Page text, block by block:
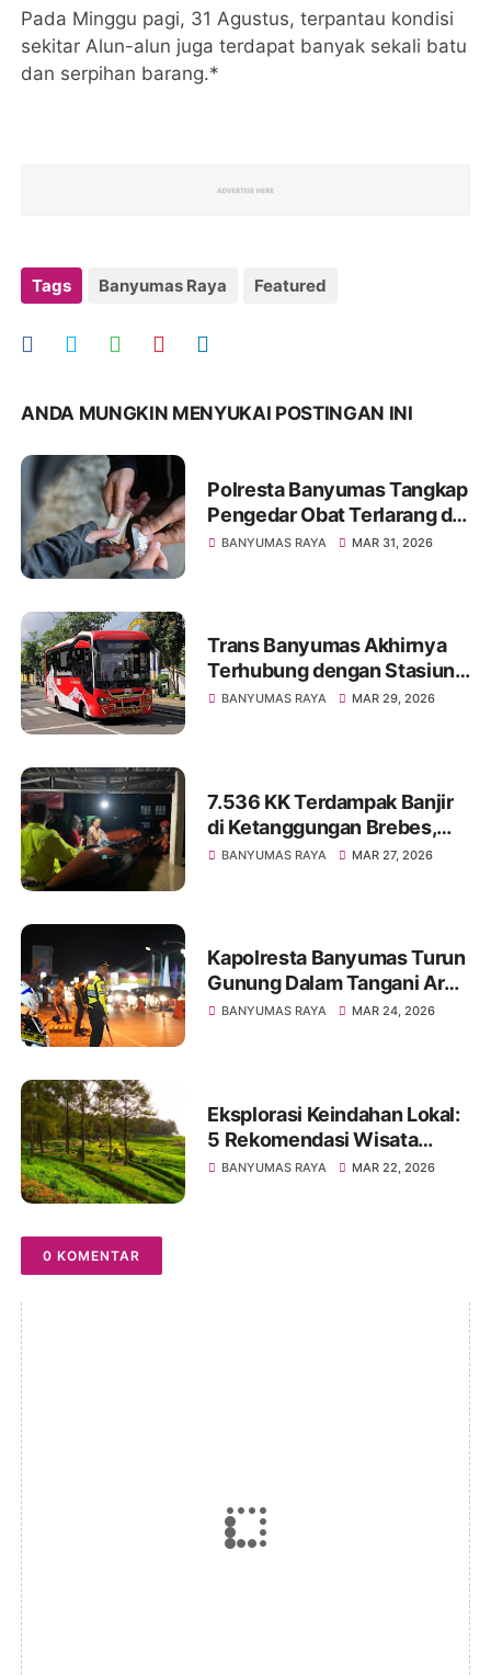
Pada Minggu pagi, 31 Agustus, terpantau kondisi
sekitar Alun-alun juga terdapat banyak sekali batu
dan serpihan barang.*
Tags Banyumas Raya Featured
ANDA MUNGKIN MENYUKAI POSTINGAN INI
Polresta Banyumas Tangkap
Pengedar Obat Terlarang di
Wangon, 1.055 Butir
BANYUMAS RAYA MAR 31, 2026
Trans Banyumas Akhirnya
Terhubung dengan Stasiun
Purwokerto, Kini Semakin
BANYUMAS RAYA MAR 29, 2026
7.536 KK Terdampak Banjir
di Ketanggungan Brebes,
Akibat Luapan Sungai
BANYUMAS RAYA MAR 27, 2026
Kapolresta Banyumas Turun
Gunung Dalam Tangani Arus
Balik Lebaran 2026
BANYUMAS RAYA MAR 24, 2026
Eksplorasi Keindahan Lokal:
5 Rekomendasi Wisata
Banyumas untuk Libur
BANYUMAS RAYA MAR 22, 2026
0 KOMENTAR